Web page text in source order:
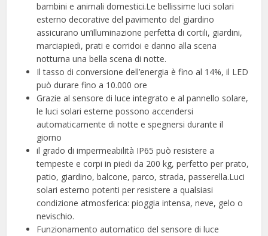
bambini e animali domestici.Le bellissime luci solari
esterno decorative del pavimento del giardino
assicurano un’illuminazione perfetta di cortili, giardini,
marciapiedi, prati e corridoi e danno alla scena
notturna una bella scena di notte.
Il tasso di conversione dell’energia è fino al 14%, il LED
può durare fino a 10.000 ore
Grazie al sensore di luce integrato e al pannello solare,
le luci solari esterne possono accendersi
automaticamente di notte e spegnersi durante il
giorno
il grado di impermeabilità IP65 può resistere a
tempeste e corpi in piedi da 200 kg, perfetto per prato,
patio, giardino, balcone, parco, strada, passerella.Luci
solari esterno potenti per resistere a qualsiasi
condizione atmosferica: pioggia intensa, neve, gelo o
nevischio.
Funzionamento automatico del sensore di luce